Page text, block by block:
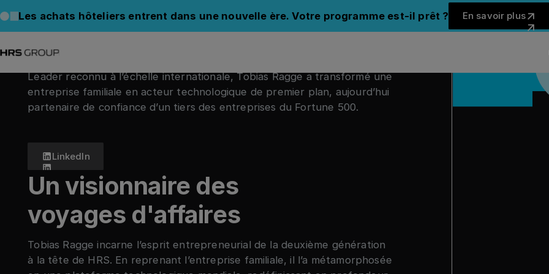
Les achats hôteliers entrent dans une nouvelle ère. Votre programme est-il prêt ?
En savoir
En savoir plus
Fermer
Tobias Ragge
Leader reconnu à l’échelle internationale, Tobias Ragge a transformé une
entreprise familiale en acteur technologique de premier plan, aujourd’hui
partenaire de confiance d’un tiers des entreprises du Fortune 500.
LinkedIn
Un visionnaire des
voyages d'affaires
Tobias Ragge incarne l’esprit entrepreneurial de la deuxième génération
à la tête de HRS. En reprenant l’entreprise familiale, il l’a métamorphosée